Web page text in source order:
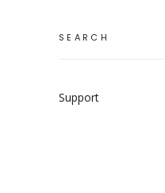
for:
Support